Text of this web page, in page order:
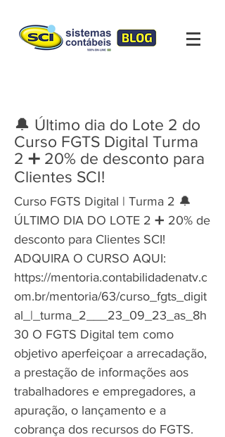
🔔 Último dia do Lote 2 do
Curso FGTS Digital Turma
2 ➕ 20% de desconto para
Clientes SCI!
Curso FGTS Digital | Turma 2 🔔
ÚLTIMO DIA DO LOTE 2 ➕ 20% de
desconto para Clientes SCI!
ADQUIRA O CURSO AQUI:
https://mentoria.contabilidadenatv.c
om.br/mentoria/63/curso_fgts_digit
al_ |_turma_2___23_09_23_as_8h
30 O FGTS Digital tem como
objetivo aperfeiçoar a arrecadação,
a prestação de informações aos
trabalhadores e empregadores, a
apuração, o lançamento e a
cobrança dos recursos do FGTS.